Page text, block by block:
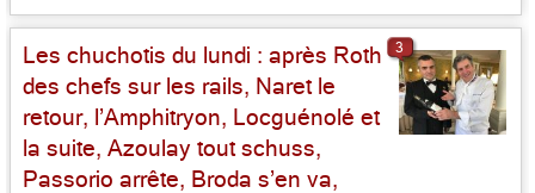
Les chuchotis du lundi : après Roth
des chefs sur les rails, Naret le
retour, l’Amphitryon, Locguénolé et
la suite, Azoulay tout schuss,
Passorio arrête, Broda s’en va,
3